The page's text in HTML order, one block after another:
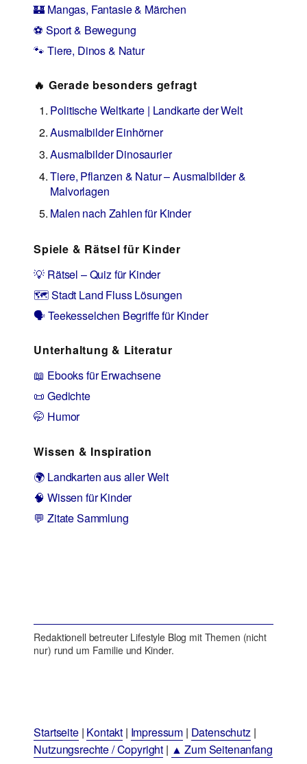
🏰 Mangas, Fantasie & Märchen
⚽ Sport & Bewegung
🐾 Tiere, Dinos & Natur
🔥 Gerade besonders gefragt
Politische Weltkarte | Landkarte der Welt
Ausmalbilder Einhörner
Ausmalbilder Dinosaurier
Tiere, Pflanzen & Natur – Ausmalbilder &
Malvorlagen
Malen nach Zahlen für Kinder
Spiele & Rätsel für Kinder
💡 Rätsel – Quiz für Kinder
🗺️ Stadt Land Fluss Lösungen
🗣️ Teekesselchen Begriffe für Kinder
Unterhaltung & Literatur
📖 Ebooks für Erwachsene
📜 Gedichte
🤭 Humor
Wissen & Inspiration
🌍 Landkarten aus aller Welt
🧠 Wissen für Kinder
💬 Zitate Sammlung
Redaktionell betreuter Lifestyle Blog mit Themen (nicht
nur) rund um Familie und Kinder.
Startseite| Kontakt | Impressum | Datenschutz|
Nutzungsrechte / Copyright | ▲ Zum Seitenanfang